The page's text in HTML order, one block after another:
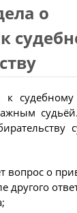
о
к судебному
вопрос о
другого